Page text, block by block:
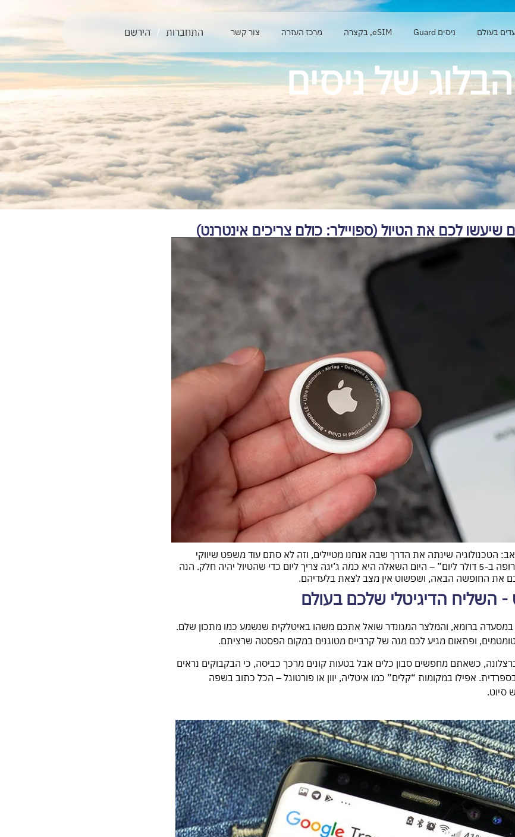
בעולם ניסים Guard eSIM, בקצרה מרכז העזרה צור קשר התחברות / הירשם
הבלוג של ניסים
שיעשו לכם את הטיול (ספויילר: כולם צריכים אינטרנט)
הטכנולוגיה שינתה את הדרך שבה אנחנו מטיילים, וזה לא סתם עוד משפט שיווקי
משעמם. תשכחו מהספר “אירופה ב-5 דולר ליום” – היום השאלה היא כמה ג’יגה צריך ליום כדי שהטיול יהיה חלק. הנה
את החופשה הבאה, ושפשוט אין מצב לצאת בלעדיהם.
ברומא, והמלצר המגונדר שואל אתכם משהו באיטלקית שנשמע כמו מתכון שלם.
ופתאום מגיע לכם מנה של קרביים מטוגנים במקום הפסטה שרציתם.
כשאתם מחפשים סבון כלים אבל בטעות קונים מרכך כביסה, כי הבקבוקים נראים
אפילו במקומות “קלים” כמו איטליה, יוון או פורטוגל – הכל כתוב בשפה
סיוט.